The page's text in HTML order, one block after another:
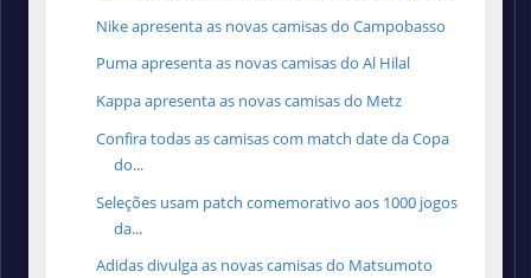
Nike apresenta as novas camisas do Campobasso
Puma apresenta as novas camisas do Al Hilal
Kappa apresenta as novas camisas do Metz
Confira todas as camisas com match date da Copa
do...
Seleções usam patch comemorativo aos 1000 jogos
da...
Adidas divulga as novas camisas do Matsumoto